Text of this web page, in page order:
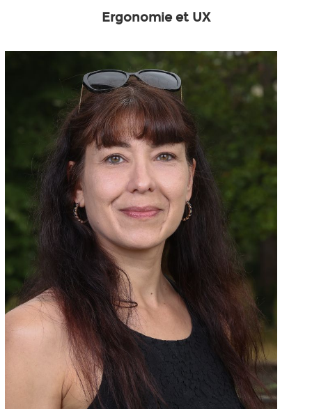
Ergonomie et UX